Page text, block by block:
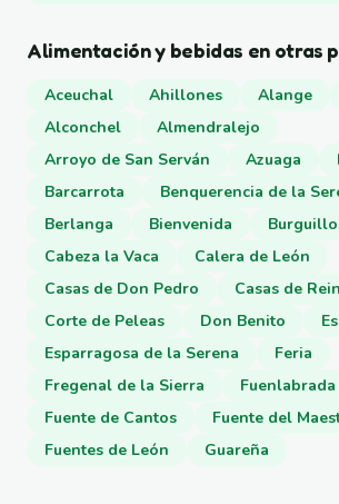
Alimentación y bebidas en otras
Aceuchal Ahillones Alange
Alconchel
Almendralejo
Arroyo de San Serván
Azuaga
Barcarrota
Benquerencia de la
Berlanga
Bienvenida
Cabeza la Vaca
Calera de León
Casas de Don Pedro
Casas de
Corte de Peleas
Don Benito
Esparragosa de la Serena
Feria
Fregenal de la Sierra
Fuente de Cantos
Fuente del
Fuentes de León
Guareña